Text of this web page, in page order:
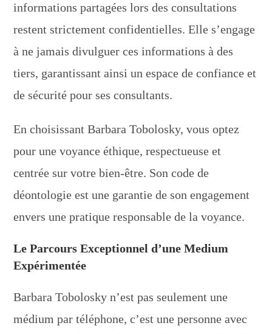
informations partagées lors des consultations
restent strictement confidentielles. Elle s’engage
à ne jamais divulguer ces informations à des
tiers, garantissant ainsi un espace de confiance et
de sécurité pour ses consultants.
En choisissant Barbara Tobolosky, vous optez
pour une voyance éthique, respectueuse et
centrée sur votre bien-être. Son code de
déontologie est une garantie de son engagement
envers une pratique responsable de la voyance.
Le Parcours Exceptionnel d’une Medium
Expérimentée
Barbara Tobolosky n’est pas seulement une
médium par téléphone, c’est une personne avec